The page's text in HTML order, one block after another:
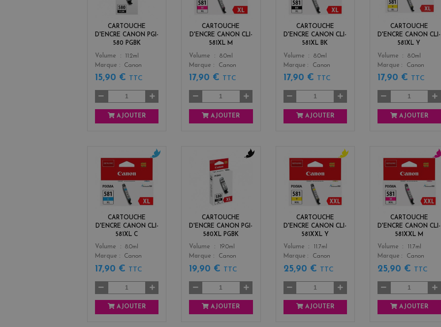
CARTOUCHE
D'ENCRE CANON PGI-
580 PGBK
Color
Volume
11.2ml
Marque
Canon
15,90 € TTC
AJOUTER
CARTOUCHE
D'ENCRE CANON CLI-
581XL M
Color
n
Volume
8.0ml
Marque
Canon
17,90 € TTC
AJOUTER
CARTOUCHE
D'ENCRE CANON CLI-
581XL BK
Color
k
Volume
8.0ml
Marque
Canon
17,90 € TTC
AJOUTER
CARTOUCHE
D'ENCRE CANON CLI-
581XL Y
Color
o
Volume
8.0ml
Marque
Canon
17,90 € TTC
AJOUTER
CARTOUCHE
D'ENCRE CANON CLI-
581XL C
Color
Volume
8.0ml
Marque
Canon
17,90 € TTC
AJOUTER
CARTOUCHE
D'ENCRE CANON PGI-
580XL PGBK
Color
Volume
19.0ml
Marque
Canon
19,90 € TTC
AJOUTER
CARTOUCHE
D'ENCRE CANON CLI-
581XXL Y
Color
o
Volume
11.7ml
Marque
Canon
25,90 € TTC
AJOUTER
CARTOUCHE
D'ENCRE CANON CLI-
581XXL M
Color
n
Volume
11.7ml
Marque
Canon
25,90 € TTC
AJOUTER